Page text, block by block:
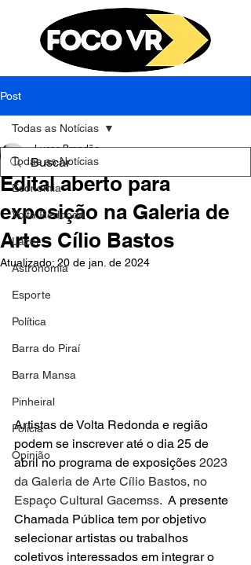
Post
Todas as Notícias
Economia
Volta Redonda
Lazer
Astronomia
Esporte
Política
Barra do Piraí
Barra Mansa
Pinheiral
Polícia
Opinião
Todas as Notícias
Edital aberto para
exposição na Galeria de
Artes Cílio Bastos
Lucas Brandão
25 de mar. de 2023
Atualizado: 20 de jan. de 2024
Artistas de Volta Redonda e região
podem se inscrever até o dia 25 de
abril no programa de exposições 2023
da Galeria de Arte Cílio Bastos, no
Espaço Cultural Gacemss. A presente
Chamada Pública tem por objetivo
selecionar artistas ou trabalhos
coletivos interessados em integrar o